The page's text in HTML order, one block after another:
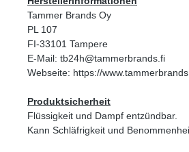
Tammer Brands Oy
PL 107
FI-33101 Tampere
E-Mail: tb24h@tammerbrands.fi
Webseite: https://
Produktsicherheit
Flüssigkeit und Dampf entzündbar.
Kann Schläfrigkeit und